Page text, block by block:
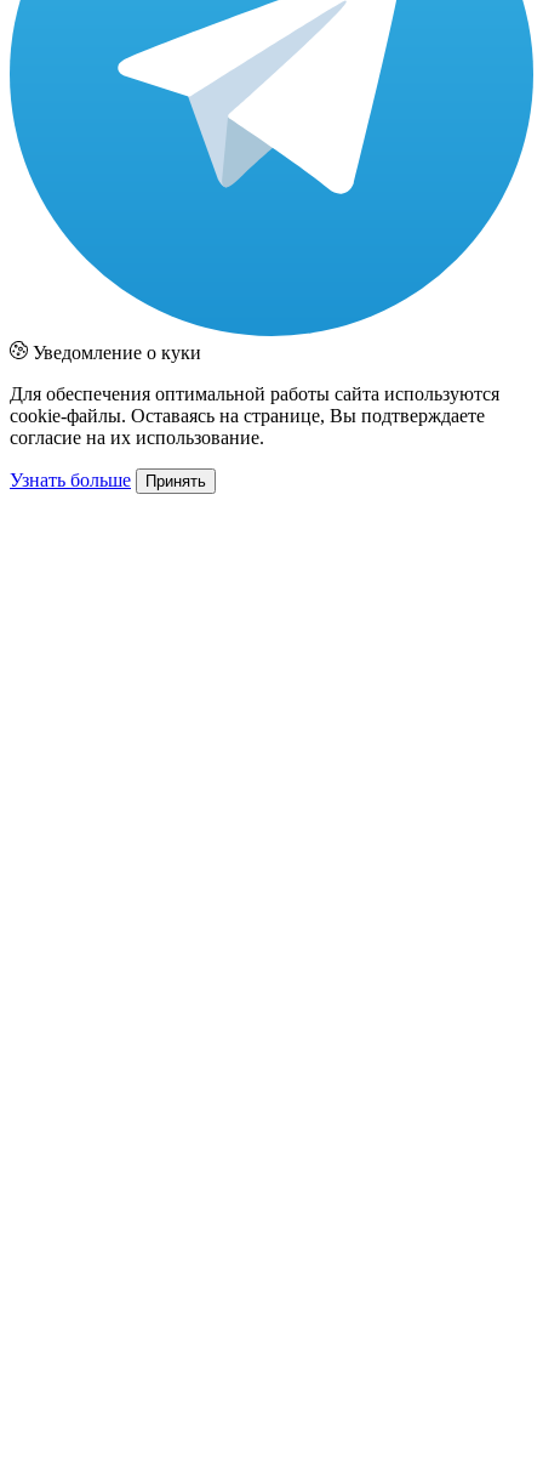
Уведомление о куки
Для обеспечения оптимальной работы сайта используются
cookie-файлы. Оставаясь на странице, Вы подтверждаете
согласие на их использование.
Узнать больше Принять